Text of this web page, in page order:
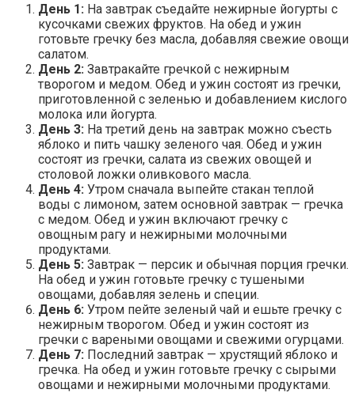
День 1: На завтрак съедайте нежирные йогурты с
кусочками свежих фруктов. На обед и ужин
готовьте гречку без масла, добавляя свежие овощи
салатом.
День 2: Завтракайте гречкой с нежирным
творогом и медом. Обед и ужин состоят из гречки,
приготовленной с зеленью и добавлением кислого
молока или йогурта.
День 3: На третий день на завтрак можно съесть
яблоко и пить чашку зеленого чая. Обед и ужин
состоят из гречки, салата из свежих овощей и
столовой ложки оливкового масла.
День 4: Утром сначала выпейте стакан теплой
воды с лимоном, затем основной завтрак — гречка
с медом. Обед и ужин включают гречку с
овощным рагу и нежирными молочными
продуктами.
День 5: Завтрак — персик и обычная порция гречки.
На обед и ужин готовьте гречку с тушеными
овощами, добавляя зелень и специи.
День 6: Утром пейте зеленый чай и ешьте гречку с
нежирным творогом. Обед и ужин состоят из
гречки с вареными овощами и свежими огурцами.
День 7: Последний завтрак — хрустящий яблоко и
гречка. На обед и ужин готовьте гречку с сырыми
овощами и нежирными молочными продуктами.